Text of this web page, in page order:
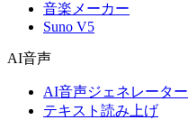
音楽メーカー
Suno V5
AI音声
AI音声ジェネレーター
テキスト読み上げ